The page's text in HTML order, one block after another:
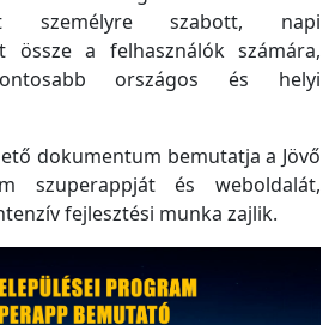
személyre szabott, napi
össze a felhasználók számára,
országos és helyi
dokumentum bemutatja a Jövő
szuperappját és weboldalát,
fejlesztési munka zajlik.